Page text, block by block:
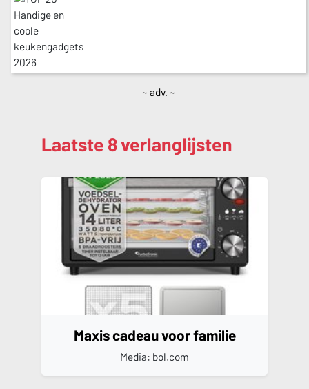
~ adv. ~
Laatste 8 verlanglijsten
Maxis cadeau voor familie
Media: bol.com